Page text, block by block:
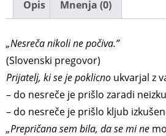
Opis Mnenja (0)
„Nesreča nikoli ne počiva.”
(Slovenski pregovor)
Prijatelj, ki se je poklicno ukvarjal z
– do nesreče je prišlo zaradi
– do nesreče je prišlo kljub
„Prepričana sem bila, da se mi ne